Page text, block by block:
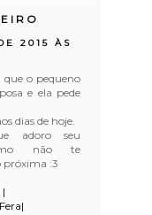
2015 ÀS
o pequeno
e ela pede
dias de hoje.
adoro seu
não te
próxima :3